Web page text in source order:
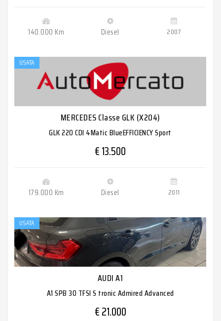
140.000 Km Diesel 2007
USATA
MERCEDES Classe GLK (X204)
GLK 220 CDI 4Matic BlueEFFICIENCY Sport
€ 13.500
179.000 Km Diesel 2011
USATA
AUDI A1
A1 SPB 30 TFSI S tronic Admired Advanced
€ 21.000